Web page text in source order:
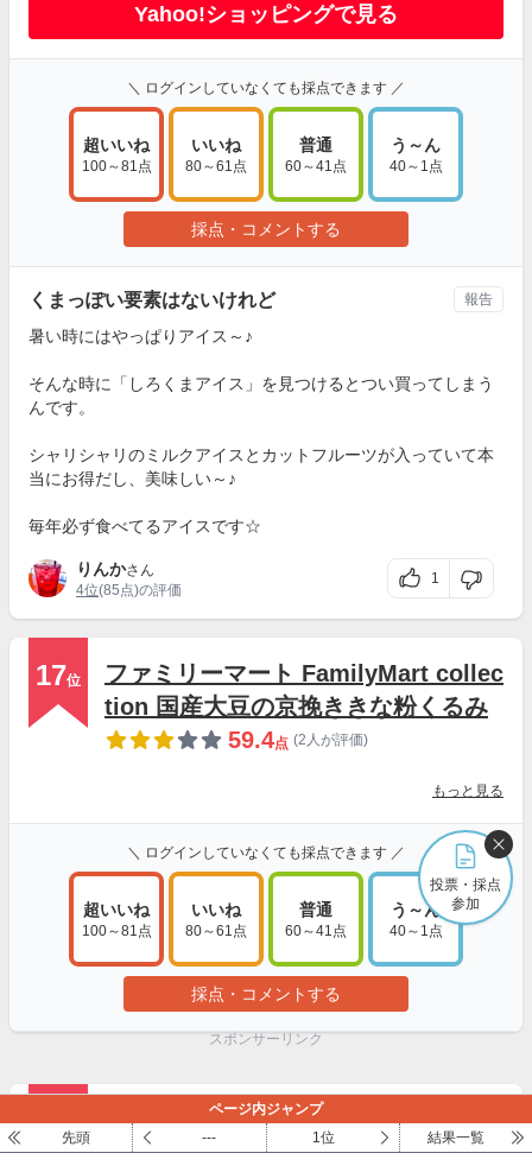
Yahoo!ショッピングで見る
＼ ログインしていなくても採点できます ／
超いいね
100～81点
いいね
80～61点
普通
60～41点
う～ん
40～1点
採点・コメントする
くまっぽい要素はないけれど
暑い時にはやっぱりアイス～♪
そんな時に「しろくまアイス」を見つけるとつい買ってしまう
んです。
シャリシャリのミルクアイスとカットフルーツが入っていて本
当にお得だし、美味しい～♪
毎年必ず食べてるアイスです☆
りんかさん
4位(85点)の評価
1
報告
17位
ファミリーマート FamilyMart collec
tion 国産大豆の京挽ききな粉くるみ
59.4点 (2人が評価)
もっと見る
＼ ログインしていなくても採点できます ／
超いいね
100～81点
いいね
80～61点
普通
60～41点
う～ん
40～1点
採点・コメントする
スポンサーリンク
18位
ファミリーマート FamilyMart collec
投票・採点
参加
ページ内ジャンプ
先頭
--- 1位 結果一覧